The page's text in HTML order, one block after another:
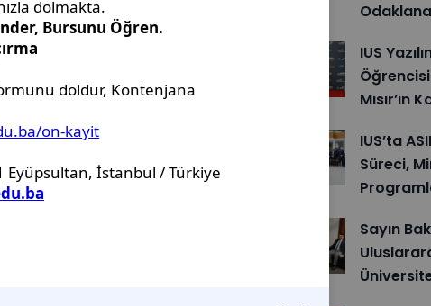
IUS
Mısır’ın
IUS’ta
Süreci,
Sayın